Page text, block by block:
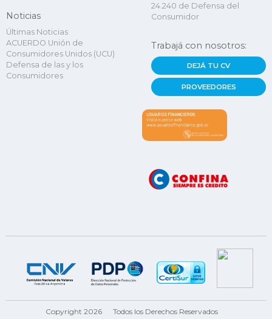
Noticias
Últimas Noticias
ACUERDO Unión de
Consumidores Unidos (UCU)
Defensa de las y los
Consumidores
24.240 de Defensa del
Consumidor
Trabajá con nosotros:
DEJÁ TU CV
PROVEEDORES
Copyright 2026 Todos los Derechos Reservados